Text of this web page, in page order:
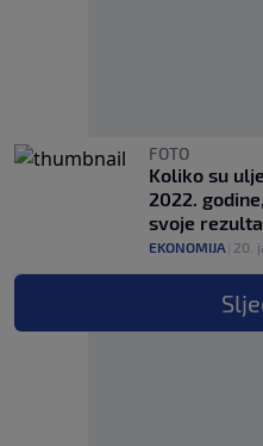
FOTO
Koliko su
2022.
svoje
EKONOMIJA 20.